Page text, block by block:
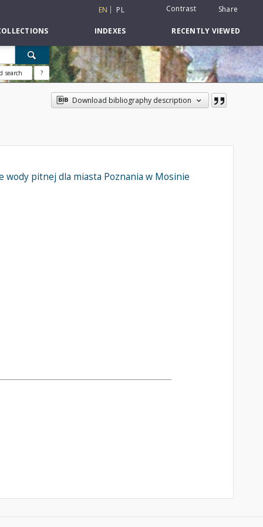
EN PL Contrast Share
INDEXES RECENTLY VIEWED
search ?
Download bibliography description
wody pitnej dla miasta Poznania w Mosinie